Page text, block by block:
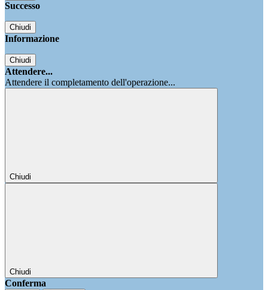
Successo
Chiudi
Informazione
Chiudi
Attendere...
Attendere il completamento dell'operazione...
Chiudi
Chiudi
Conferma